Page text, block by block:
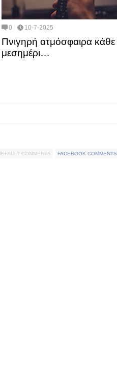
0 10-7-2025
Πνιγηρή ατμόσφαιρα κάθε
μεσημέρι…
COMMENTS FACEBOOK COMMENTS